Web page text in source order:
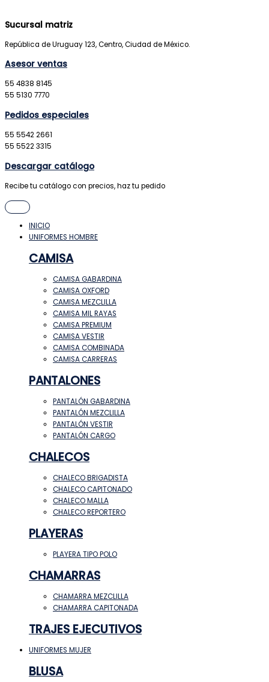
Sucursal matriz
República de Uruguay 123, Centro, Ciudad de México.
Asesor ventas
55 4838 8145
55 5130 7770
Pedidos especiales
55 5542 2661
55 5522 3315
Descargar catálogo
Recibe tu catálogo con precios, haz tu pedido
INICIO
UNIFORMES HOMBRE
CAMISA
CAMISA GABARDINA
CAMISA OXFORD
CAMISA MEZCLILLA
CAMISA MIL RAYAS
CAMISA PREMIUM
CAMISA VESTIR
CAMISA COMBINADA
CAMISA CARRERAS
PANTALONES
PANTALÓN GABARDINA
PANTALÓN MEZCLILLA
PANTALÓN VESTIR
PANTALÓN CARGO
CHALECOS
CHALECO BRIGADISTA
CHALECO CAPITONADO
CHALECO MALLA
CHALECO REPORTERO
PLAYERAS
PLAYERA TIPO POLO
CHAMARRAS
CHAMARRA MEZCLILLA
CHAMARRA CAPITONADA
TRAJES EJECUTIVOS
UNIFORMES MUJER
BLUSA